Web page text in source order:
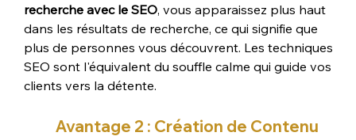
recherche avec le SEO, vous apparaissez plus haut
dans les résultats de recherche, ce qui signifie que
plus de personnes vous découvrent. Les techniques
SEO sont l'équivalent du souffle calme qui guide vos
clients vers la détente.
Avantage 2 : Création de Contenu